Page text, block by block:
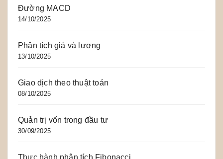
Đường MACD
14/10/2025
Phân tích giá và lượng
13/10/2025
Giao dịch theo thuật toán
08/10/2025
Quản trị vốn trong đầu tư
30/09/2025